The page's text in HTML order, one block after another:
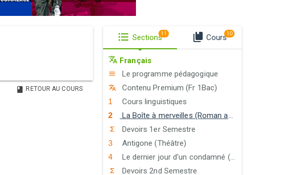
RETOUR AU COURS
Sections11 Cours10
Français
Le programme pédagogique
Contenu Premium (Fr 1Bac)
Cours linguistiques
La Boîte à merveilles (Roman autobiographique)
Devoirs 1er Semestre
Antigone (Théâtre)
Le dernier jour d'un condamné (Roman à thèse)
Devoirs 2nd Semestre